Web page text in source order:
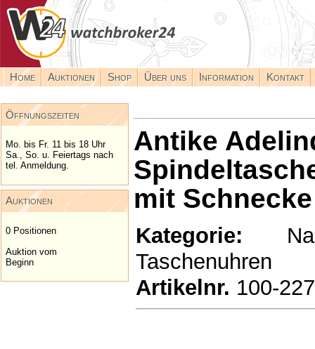
Home Auktionen Shop Über uns Information Kontakt
Öffnungszeiten
Mo. bis Fr. 11 bis 18 Uhr
Sa., So. u. Feiertags nach
tel. Anmeldung.
Auktionen
0 Positionen
Auktion vom
Beginn
Antike
mit
Kategorie:
Taschenuhren
Artikelnr. 100-